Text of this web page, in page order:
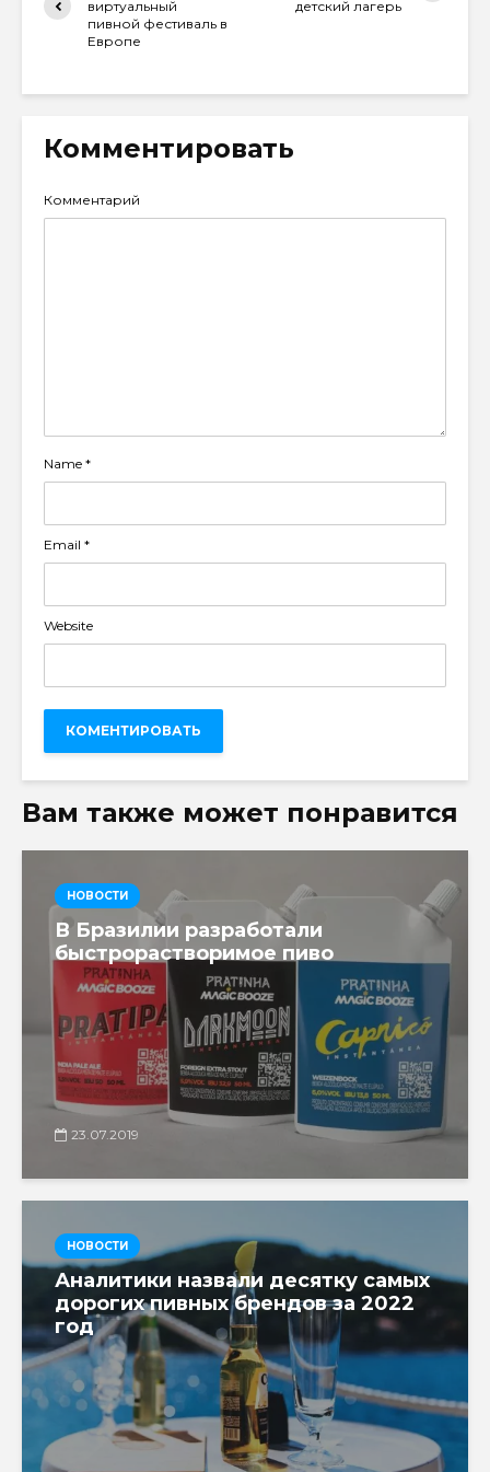
виртуальный
пивной фестиваль в
Европе
детский лагерь
Комментировать
Комментарий
Name *
Email *
Website
Вам также может понравится
НОВОСТИ
В Бразилии разработали
быстрорастворимое пиво
23.07.2019
НОВОСТИ
Аналитики назвали десятку самых
дорогих пивных брендов за 2022
год